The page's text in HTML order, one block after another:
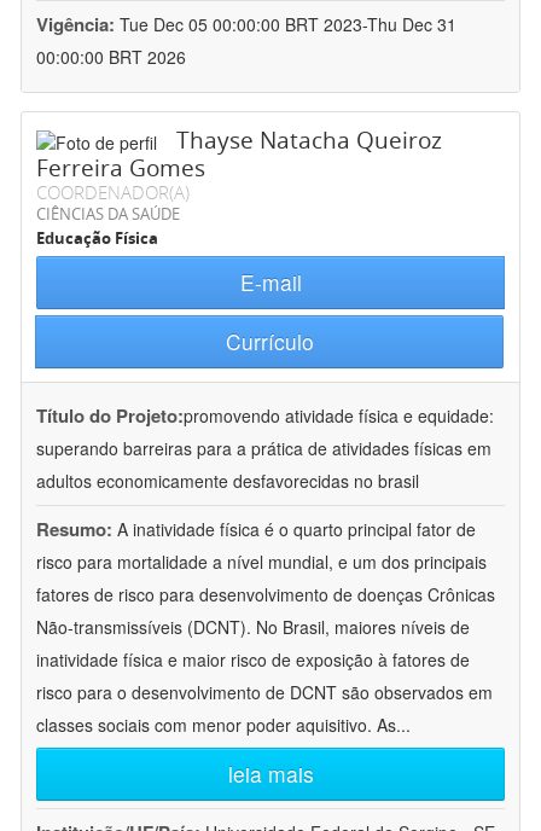
Vigência: Tue Dec 05 00:00:00 BRT 2023-Thu Dec 31
00:00:00 BRT 2026
Thayse Natacha Queiroz
Ferreira Gomes
COORDENADOR(A)
CIÊNCIAS DA SAÚDE
Educação Física
E-mail
Currículo
Título do Projeto:promovendo atividade física e equidade:
superando barreiras para a prática de atividades físicas em
adultos economicamente desfavorecidas no brasil
Resumo: A inatividade física é o quarto principal fator de
risco para mortalidade a nível mundial, e um dos principais
fatores de risco para desenvolvimento de doenças Crônicas
Não-transmissíveis (DCNT). No Brasil, maiores níveis de
inatividade física e maior risco de exposição à fatores de
risco para o desenvolvimento de DCNT são observados em
classes sociais com menor poder aquisitivo. As...
leia mais